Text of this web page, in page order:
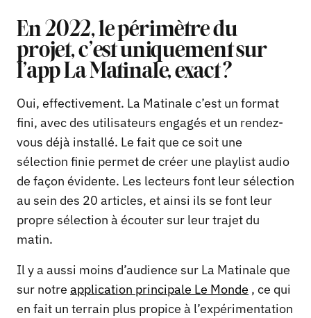
En 2022, le périmètre du
projet, c’est uniquement sur
l’app La Matinale, exact ?
Oui, effectivement. La Matinale c’est un format
fini, avec des utilisateurs engagés et un rendez-
vous déjà installé. Le fait que ce soit une
sélection finie permet de créer une playlist audio
de façon évidente. Les lecteurs font leur sélection
au sein des 20 articles, et ainsi ils se font leur
propre sélection à écouter sur leur trajet du
matin.
Il y a aussi moins d’audience sur La Matinale que
sur notre application principale Le Monde , ce qui
en fait un terrain plus propice à l’expérimentation